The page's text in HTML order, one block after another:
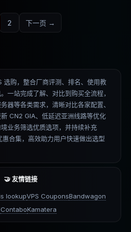
2 下一页 →
选购，整合厂商评测、排名、使用教
一站完成了解、对比到购买全流程，
器等各类需求，清晰对比各家配置、
CN2 GIA、低延迟亚洲线路等优化
业务筛选优质选项，并持续补充
合集，高效助力用户快速做出选型
🤝 友情链接
lookupVPS CouponsBandwagon
ContaboKamatera